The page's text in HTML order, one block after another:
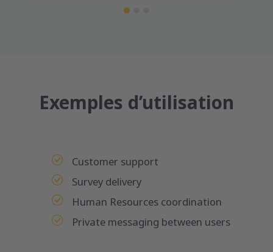
Exemples d’utilisation
Customer support
Survey delivery
Human Resources coordination
Private messaging between users